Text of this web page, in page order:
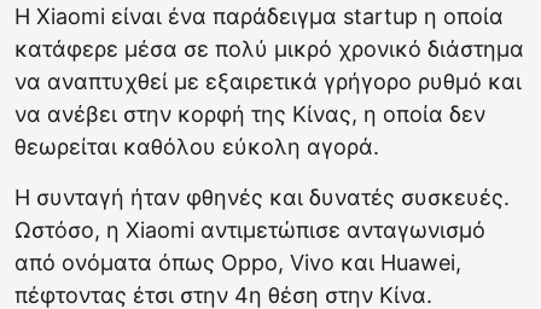
H Xiaomi είναι ένα παράδειγμα startup η οποία
κατάφερε μέσα σε πολύ μικρό χρονικό διάστημα
να αναπτυχθεί με εξαιρετικά γρήγορο ρυθμό και
να ανέβει στην κορφή της Κίνας, η οποία δεν
θεωρείται καθόλου εύκολη αγορά.
Η συνταγή ήταν φθηνές και δυνατές συσκευές.
Ωστόσο, η Xiaomi αντιμετώπισε ανταγωνισμό
από ονόματα όπως Oppo, Vivo και Huawei,
πέφτοντας έτσι στην 4η θέση στην Κίνα.